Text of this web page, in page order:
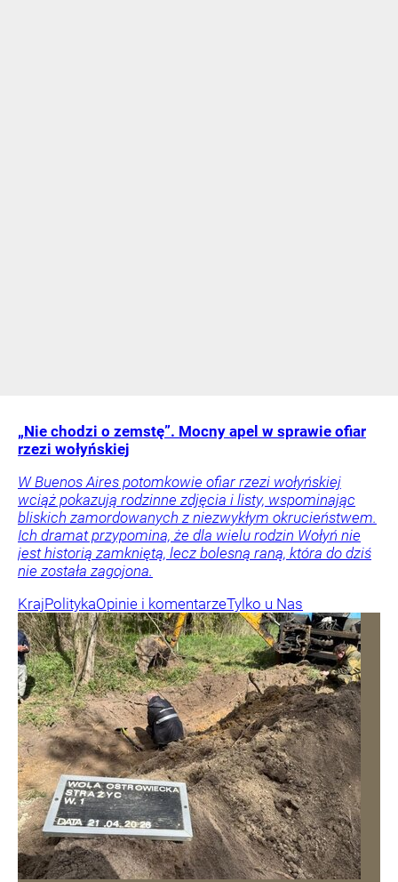
„Nie chodzi o zemstę”. Mocny apel w sprawie ofiar
rzezi wołyńskiej
W Buenos Aires potomkowie ofiar rzezi wołyńskiej
wciąż pokazują rodzinne zdjęcia i listy, wspominając
bliskich zamordowanych z niezwykłym okrucieństwem.
Ich dramat przypomina, że dla wielu rodzin Wołyń nie
jest historią zamkniętą, lecz bolesną raną, która do dziś
nie została zagojona.
KrajPolitykaOpinie i komentarzeTylko u Nas